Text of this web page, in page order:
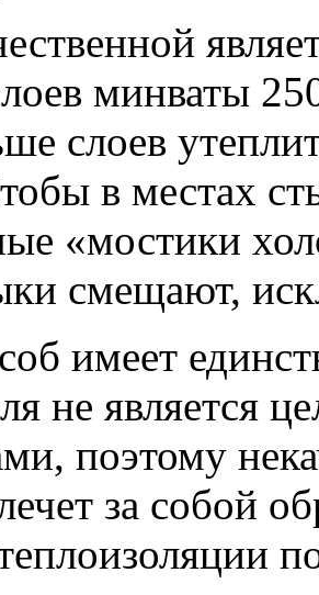
минваты
слоев
в местах
«мостики
смещают,
имеет
не является
поэтому
за собой